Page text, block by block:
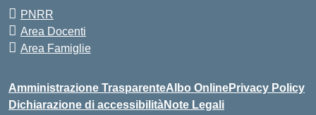
PNRR
Area Docenti
Area Famiglie
Amministrazione TrasparenteAlbo OnlinePrivacy Policy
Dichiarazione di accessibilitàNote Legali